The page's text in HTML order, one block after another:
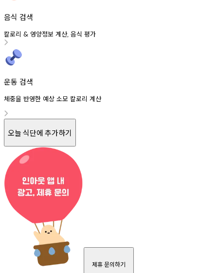
음식 검색
칼로리 & 영양정보 계산, 음식 평가
운동 검색
체중을 반영한 예상 소모 칼로리 계산
오늘 식단에 추가하기
제휴 문의하기